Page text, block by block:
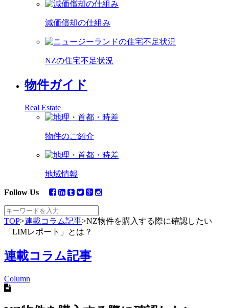
減価償却の仕組み
NZの住宅不足状況
物件ガイド
Real Estate
物件のご紹介
地域情報
Follow Us
TOP>連載コラム記事>NZ物件を購入する際に確認したい
「LIMレポート」とは？
連載コラム記事
Column